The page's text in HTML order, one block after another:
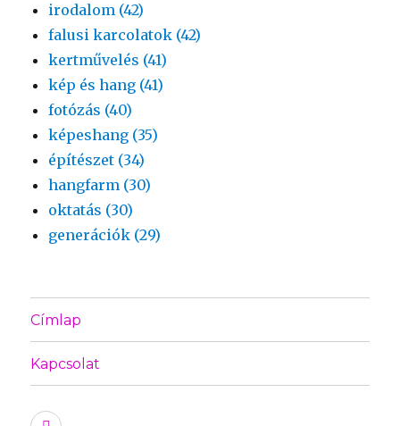
irodalom (42)
falusi karcolatok (42)
kertművelés (41)
kép és hang (41)
fotózás (40)
képeshang (35)
építészet (34)
hangfarm (30)
oktatás (30)
generációk (29)
Címlap
Kapcsolat